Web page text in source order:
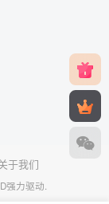
于我们
强力驱动.